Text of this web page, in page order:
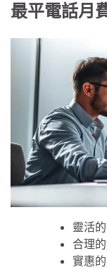
最平電話月
靈活
合理
實惠